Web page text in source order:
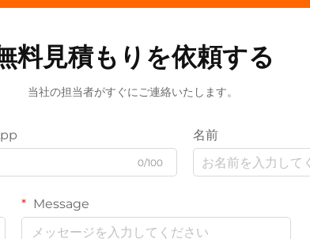
料見積もりを依頼する
当社の担当者がすぐにご連絡いたします。
0/100
名前
Message